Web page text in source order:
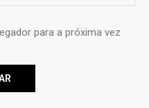
para a próxima vez